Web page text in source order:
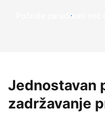
Počnite zarađivati već
Jednostavan
zadržavanje